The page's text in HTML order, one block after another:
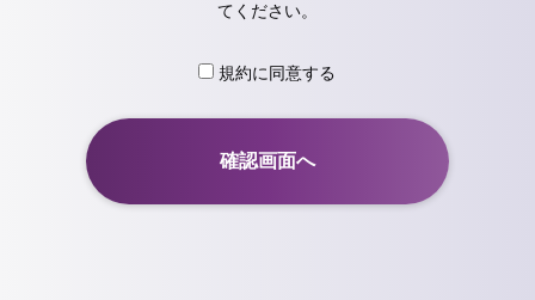
てください。
規約に同意する